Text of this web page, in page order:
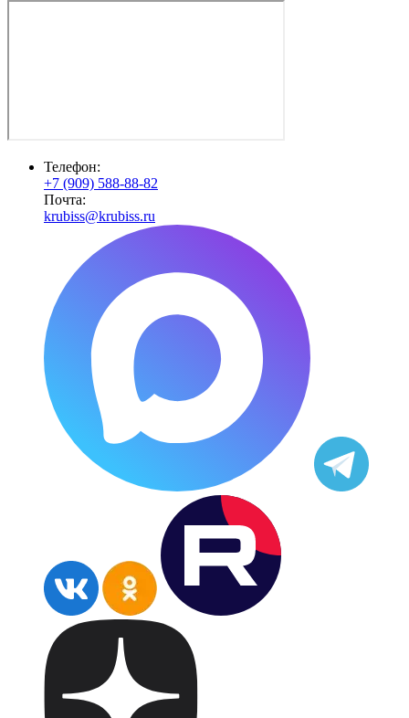
Телефон:
+7 (909) 588-88-82
Почта:
krubiss@krubiss.ru